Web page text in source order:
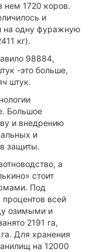
нем 1720 коров.
и
на одну фуражную
кг).
98884,
-это больше,
штук.
Большое
и внедрению
и
защиты.
а
стоит
Под
всей
озимыми и
2191 га,
Для хранения
на 12000